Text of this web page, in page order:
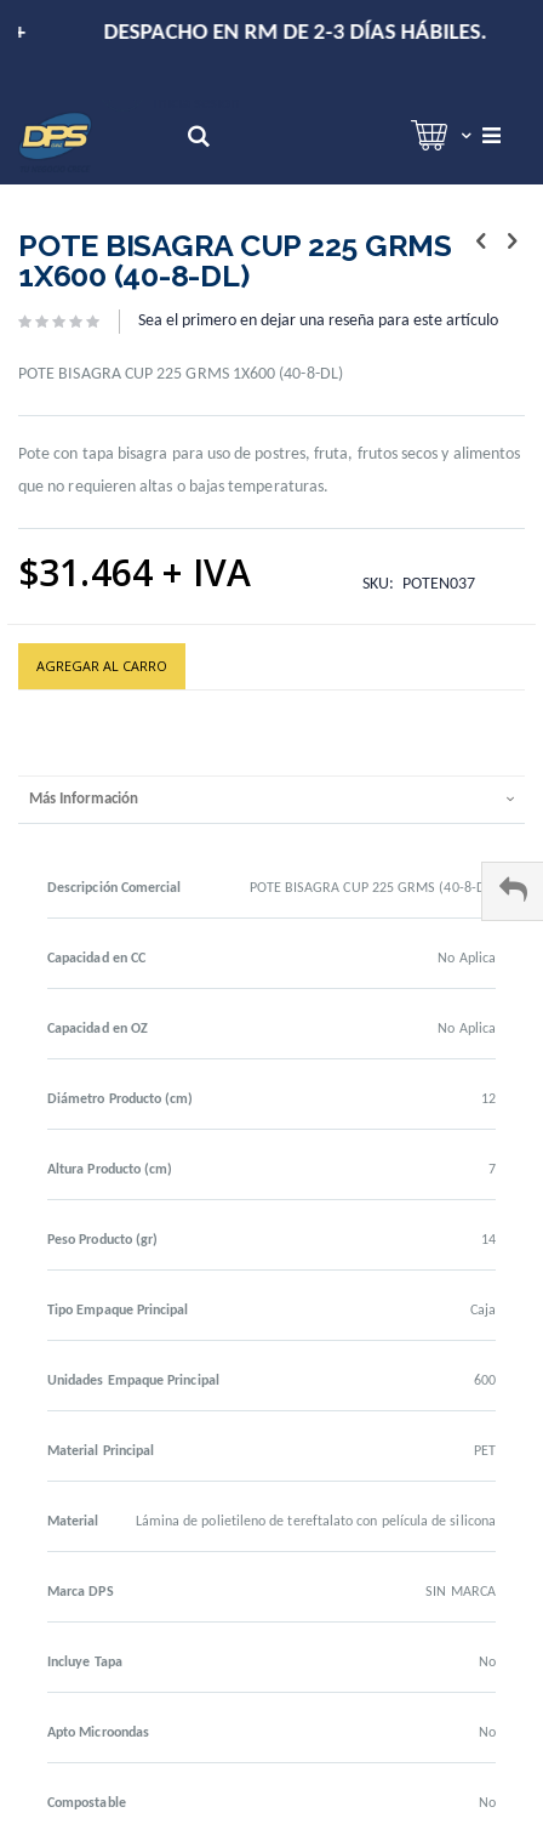
DESPACHO EN RM DE 2-3 DÍAS HÁBILES.
to
the
end
the
gallery
to
the
beginning
the
gallery
POTE BISAGRA CUP 225 GRMS
1X600 (40-8-DL)
Sea el primero en dejar una reseña para este artículo
POTE BISAGRA CUP 225 GRMS 1X600 (40-8-DL)
Pote con tapa bisagra para uso de postres, fruta, frutos secos y alimentos
que no requieren altas o bajas temperaturas.
$31.464 SKU POTEN037
AGREGAR AL CARRO
Más Información
Descripción Comercial POTE BISAGRA CUP 225 GRMS (40-8-DL)
Capacidad en CC No Aplica
Capacidad en OZ No Aplica
Diámetro Producto (cm) 12
Altura Producto (cm) 7
Peso Producto (gr) 14
Tipo Empaque Principal Caja
Unidades Empaque Principal 600
Material Principal PET
Material Lámina de polietileno de tereftalato con película de silicona
Marca DPS SIN MARCA
Incluye Tapa No
Apto Microondas No
Compostable No